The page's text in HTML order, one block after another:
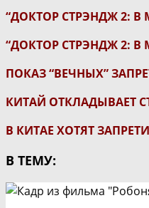
“ДОКТОР СТРЭНДЖ 2:
“ДОКТОР СТРЭНДЖ 2:
ПОКАЗ “ВЕЧНЫХ”
КИТАЙ ОТКЛАДЫВАЕТ
В КИТАЕ ХОТЯТ
В ТЕМУ: